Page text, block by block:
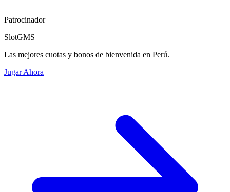
Patrocinador
SlotGMS
Las mejores cuotas y bonos de bienvenida en Perú.
Jugar Ahora